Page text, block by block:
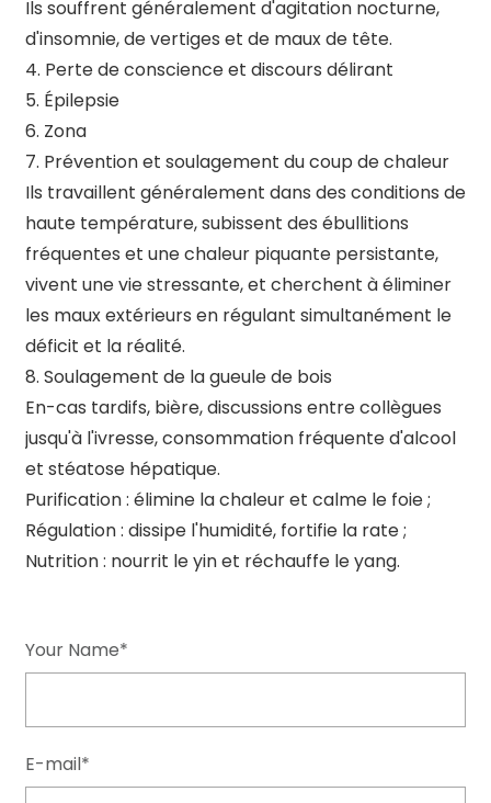
Ils souffrent généralement d'agitation nocturne,
d'insomnie, de vertiges et de maux de tête.
4. Perte de conscience et discours délirant
5. Épilepsie
6. Zona
7. Prévention et soulagement du coup de chaleur
Ils travaillent généralement dans des conditions de
haute température, subissent des ébullitions
fréquentes et une chaleur piquante persistante,
vivent une vie stressante, et cherchent à éliminer
les maux extérieurs en régulant simultanément le
déficit et la réalité.
8. Soulagement de la gueule de bois
En-cas tardifs, bière, discussions entre collègues
jusqu'à l'ivresse, consommation fréquente d'alcool
et stéatose hépatique.
Purification : élimine la chaleur et calme le foie ;
Régulation : dissipe l'humidité, fortifie la rate ;
Nutrition : nourrit le yin et réchauffe le yang.
Your Name*
E-mail*